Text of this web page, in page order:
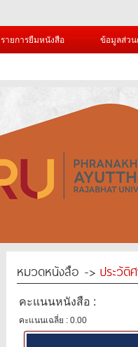
รายการยืมหนังสือ ข้อมูลส่ว
หมวดหนังสือ -> ประวัติ
คะแนนหนังสือ :
คะแนนเฉลี่ย : 0.00